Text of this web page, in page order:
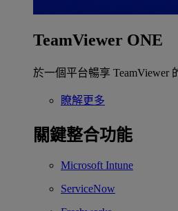
TeamViewer ONE
於一個平台暢享 TeamViewer
瞭解更多
關鍵整合功能
Microsoft Intune
ServiceNow